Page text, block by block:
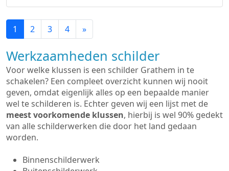
1 2 3 4 »
Werkzaamheden schilder
Voor welke klussen is een schilder Grathem in te
schakelen? Een compleet overzicht kunnen wij nooit
geven, omdat eigenlijk alles op een bepaalde manier
wel te schilderen is. Echter geven wij een lijst met de
meest voorkomende klussen, hierbij is wel 90% gedekt
van alle schilderwerken die door het land gedaan
worden.
Binnenschilderwerk